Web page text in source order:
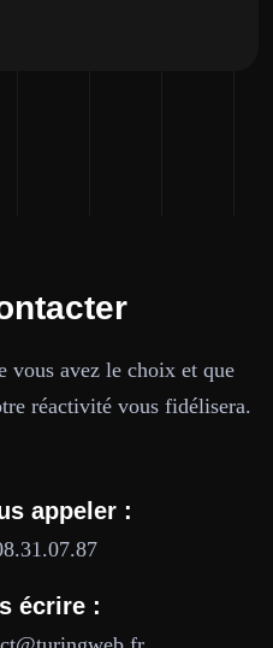
vous avez le choix et que
réactivité vous fidélisera.
appeler :
écrire :